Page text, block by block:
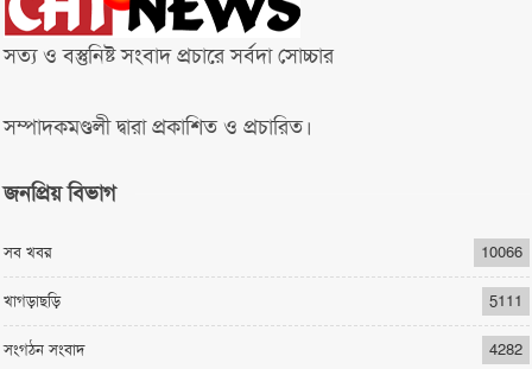
সত্য ও বস্তুনিষ্ট সংবাদ প্রচারে সর্বদা সোচ্চার
সম্পাদকমণ্ডলী দ্বারা প্রকাশিত ও প্রচারিত।
জনপ্রিয় বিভাগ
সব খবর 10066
খাগড়াছড়ি 5111
সংগঠন সংবাদ 4282